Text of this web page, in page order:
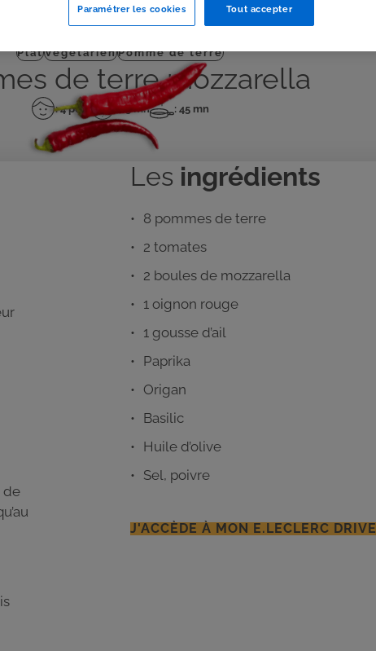
PlatVégétarienPomme de terre
de terre mozzarella
Nombre
personnes
: 4 pers
Temps
de
: 25 mn
Temps
de
cuisson
: 45 mn
de
Les ingrédients
8 pommes de terre
2 tomates
2 boules de mozzarella
1 oignon rouge
1 gousse d’ail
Paprika
Origan
Basilic
Huile d’olive
Sel, poivre
J'ACCÈDE À MON E.LECLERC DRIVE
Tout accepter
Paramétrer les cookies